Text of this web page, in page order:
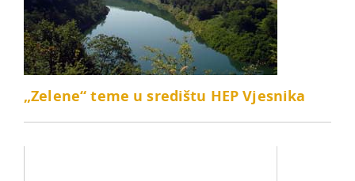
„Zelene“ teme u središtu HEP Vjesnika